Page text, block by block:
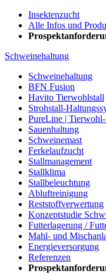
Insektenzucht
Alle Infos und
Schweinehaltung
Schweinehaltung
BFN Fusion
Havito Tierwohlstall
Strohstall-
PureLine |
Sauenhaltung
Schweinemast
Ferkelaufzucht
Stallmanagement
Stallklima
Stallbeleuchtung
Abluftreinigung
Reststoffverwertung
Konzeptstudie
Futterlagerung /
Mahl- und
Energieversorgung
Referenzen